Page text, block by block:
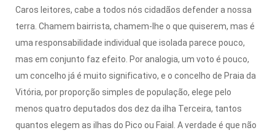
Caros leitores, cabe a todos nós cidadãos defender a nossa
terra. Chamem bairrista, chamem-lhe o que quiserem, mas é
uma responsabilidade individual que isolada parece pouco,
mas em conjunto faz efeito. Por analogia, um voto é pouco,
um concelho já é muito significativo, e o concelho de Praia da
Vitória, por proporção simples de população, elege pelo
menos quatro deputados dos dez da ilha Terceira, tantos
quantos elegem as ilhas do Pico ou Faial. A verdade é que não